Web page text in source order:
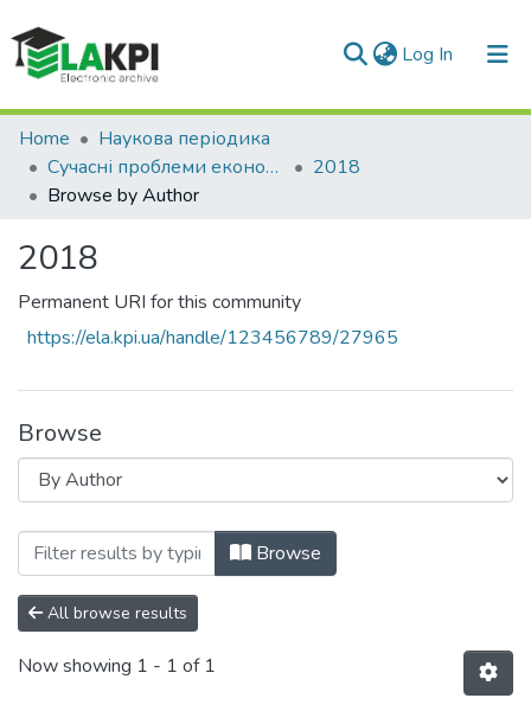
Log In (current)
Communities & Collections
All of DSpace
Home
Наукова періодика
Сучасні проблеми економіки і підприємництво
2018
Browse by Author
2018
Permanent URI for this community
https://ela.kpi.ua/handle/123456789/27965
Browse
Browsing 2018 by Author "Волок, О. О."
Browse
All browse results
Now showing 1 - 1 of 1